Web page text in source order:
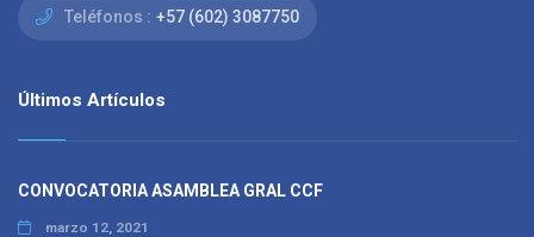
Teléfonos : +57 (602) 3087750
Últimos Artículos
CONVOCATORIA ASAMBLEA GRAL CCF
marzo 12, 2021